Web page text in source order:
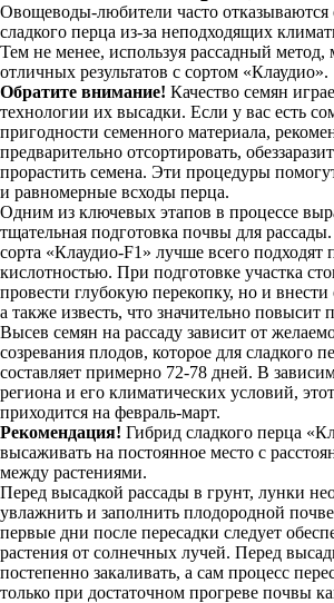
Овощеводы-любители часто
сладкого перца из-за неподходящих
Тем не менее, используя рассадный метод,
отличных результатов с сортом «Клаудио».
Обратите внимание! Качество семян
технологии их высадки. Если у вас есть
пригодности семенного материала,
предварительно отсортировать,
прорастить семена. Эти процедуры
и равномерные всходы перца.
Одним из ключевых этапов в процессе
тщательная подготовка почвы для
сорта «Клаудио-F1» лучше всего подходят
кислотностью. При подготовке участка
провести глубокую перекопку, но и
а также известь, что значительно повысит
Высев семян на рассаду зависит от
созревания плодов, которое для сладкого
составляет примерно 72-78 дней. В
региона и его климатических условий,
приходится на февраль-март.
Рекомендация! Гибрид сладкого перца
высаживать на постоянное место с
между растениями.
Перед высадкой рассады в грунт, лунки
увлажнить и заполнить плодородной
первые дни после пересадки следует
растения от солнечных лучей. Перед
постепенно закаливать, а сам процесс
только при достаточном прогреве почвы